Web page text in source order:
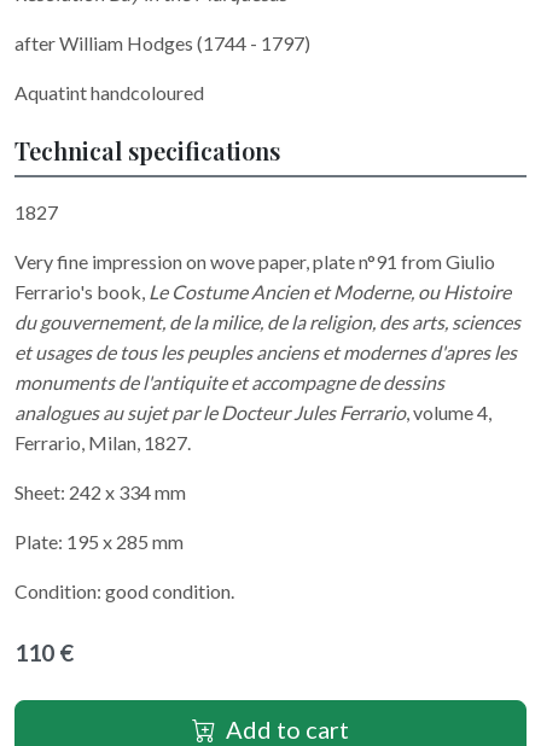
after William Hodges (1744 - 1797)
Aquatint handcoloured
Technical specifications
1827
Very fine impression on wove paper, plate n°91 from Giulio
Ferrario's book, Le Costume Ancien et Moderne, ou Histoire
du gouvernement, de la milice, de la religion, des arts, sciences
et usages de tous les peuples anciens et modernes d'apres les
monuments de l'antiquite et accompagne de dessins
analogues au sujet par le Docteur Jules Ferrario, volume 4,
Ferrario, Milan, 1827.
Sheet: 242 x 334 mm
Plate: 195 x 285 mm
Condition: good condition.
110 €
Add to cart